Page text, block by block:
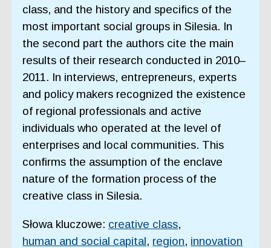
class, and the history and specifics of the
most important social groups in Silesia. In
the second part the authors cite the main
results of their research conducted in 2010–
2011. In interviews, entrepreneurs, experts
and policy makers recognized the existence
of regional professionals and active
individuals who operated at the level of
enterprises and local communities. This
confirms the assumption of the enclave
nature of the formation process of the
creative class in Silesia.
Słowa kluczowe: creative class,
human and social capital, region, innovation